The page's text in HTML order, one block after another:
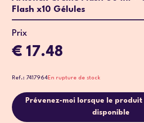
Flash x10 Gélules
Prix
€ 17.48
Ref.: 7417964En rupture de stock
Prévenez-moi lorsque le
disponible